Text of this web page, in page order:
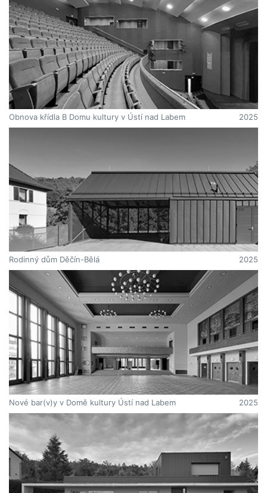
Obnova křídla B Domu kultury v Ústí nad Labem 2025
Rodinný dům Děčín-Bělá 2025
Nové bar(v)y v Domě kultury Ústí nad Labem 2025